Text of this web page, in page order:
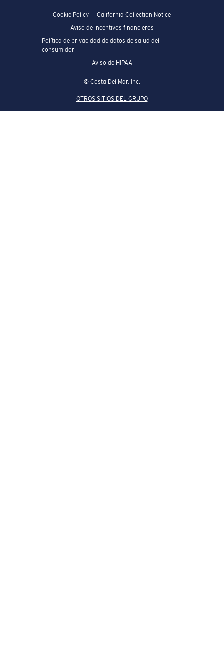
Cookie Policy
California Collection Notice
Aviso de incentivos financieros
Política de privacidad de datos de salud del
consumidor
Aviso de HIPAA
© Costa Del Mar, Inc.
OTROS SITIOS DEL GRUPO